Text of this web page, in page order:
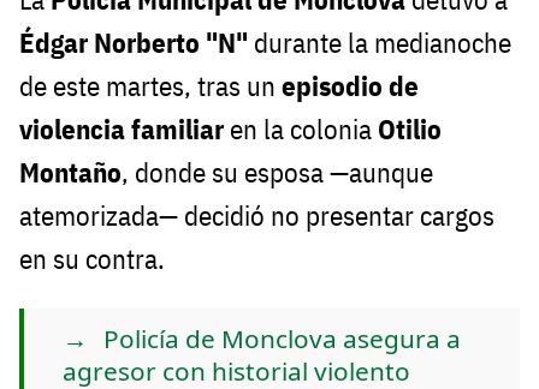
Édgar Norberto "N" durante la medianoche
de este martes, tras un episodio de
violencia familiar en la colonia Otilio
Montaño, donde su esposa —aunque
atemorizada— decidió no presentar cargos
en su contra.
Policía de Monclova asegura a
agresor con historial violento